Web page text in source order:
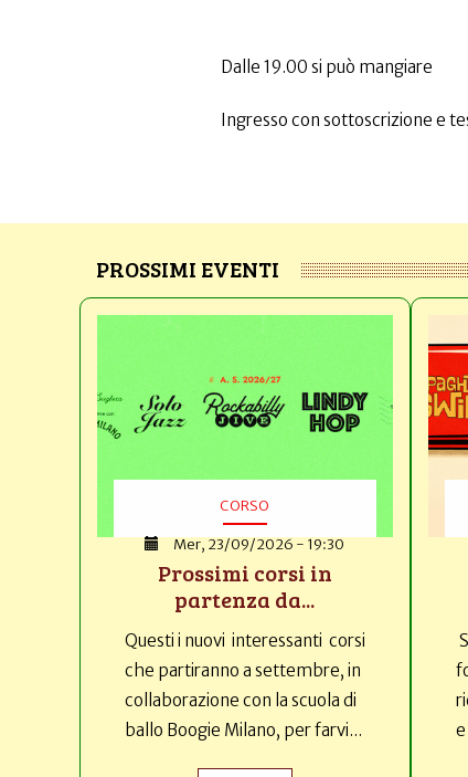
Dalle 19.00 si può mangiare
Ingresso con sottoscrizione e
PROSSIMI EVENTI
CORSO
Mer, 23/09/2026 - 19:30
Prossimi corsi in
partenza da...
Questi i nuovi interessanti corsi
che partiranno a settembre, in
collaborazione con la scuola di
ballo Boogie Milano, per farvi...